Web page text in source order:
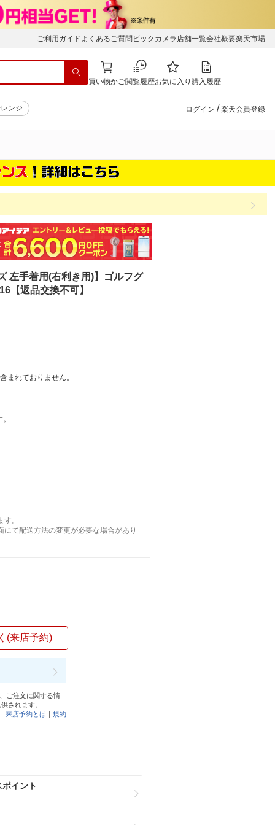
ご利用ガイド よくあるご質問 ビックカメラ店舗一覧会社概要楽天市場
買い物かご閲覧履歴お気に入り 購入履歴
ンジ ログイン / 楽天会員登録
左手着用(右利き用)】ゴルフグ
【返品交換不可】
まれておりません。
。
て配送方法の変更が必要な場合があり
(来店予約)
ご注文に関する情
されます。
来店予約とは ｜規約
イント